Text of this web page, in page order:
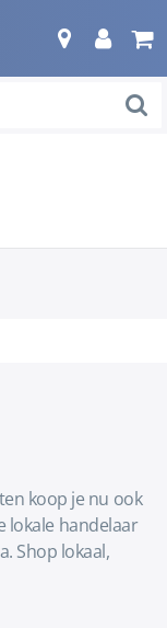
koop je nu ook
lokale handelaar
Shop lokaal,